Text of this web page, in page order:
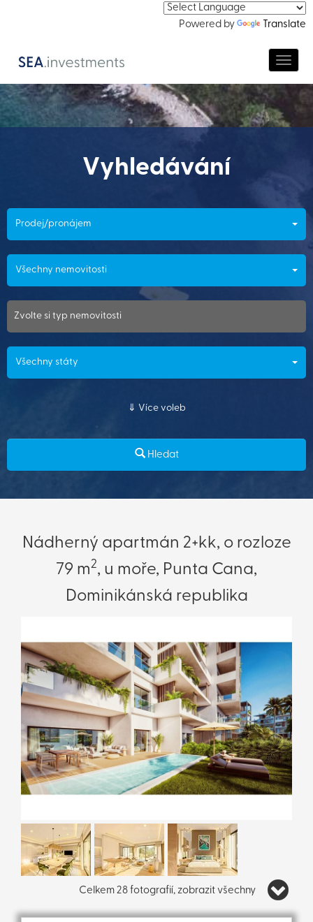
Powered by Translate
Vyhledávání
Prodej/pronájem
Všechny nemovitosti
Zvolte si typ nemovitosti
Všechny státy
Více voleb
Hledat
Nádherný apartmán 2+kk, o rozloze
79 m2, u moře, Punta Cana,
Dominikánská republika
Celkem 28 fotografií, zobrazit všechny